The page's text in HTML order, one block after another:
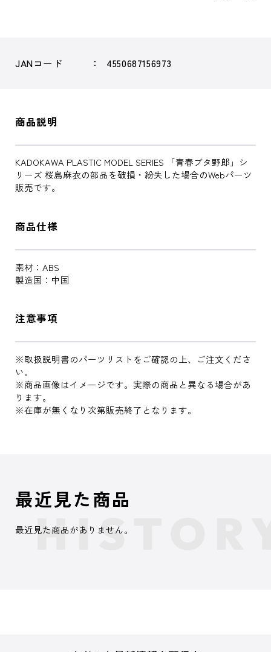
JANコード 4550687156973
商品説明
KADOKAWA PLASTIC MODEL SERIES 「青春ブタ野郎」シ
リーズ 桜島麻衣の部品を破損・紛失した場合のWebパーツ
販売です。
商品仕様
素材：ABS
製造国：中国
注意事項
※取扱説明書のパーツリストをご確認の上、ご注文くださ
い。
※商品画像はイメージです。実際の商品と異なる場合があ
ります。
※在庫が無くなり次第販売終了となります。
最近見た商品
最近見た商品がありません。